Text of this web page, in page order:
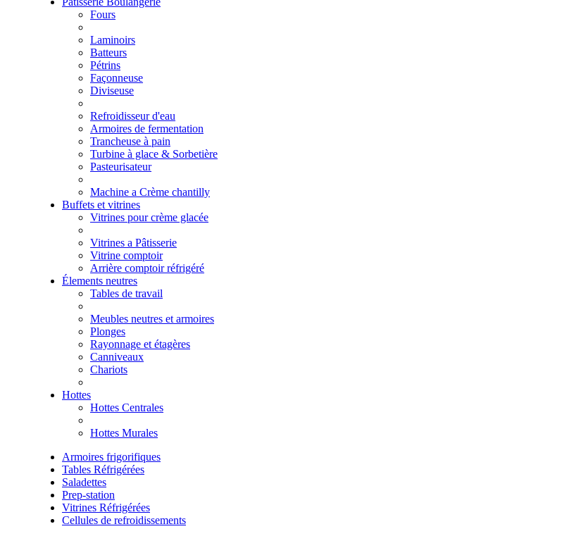
Fours
Laminoirs
Batteurs
Pétrins
Façonneuse
Diviseuse
Refroidisseur d'eau
Armoires de fermentation
Trancheuse à pain
Turbine à glace & Sorbetière
Pasteurisateur
Machine a Crème chantilly
Buffets et vitrines
Vitrines pour crème glacée
Vitrines a Pâtisserie
Vitrine comptoir
Arrière comptoir réfrigéré
Élements neutres
Tables de travail
Meubles neutres et armoires
Plonges
Rayonnage et étagères
Canniveaux
Chariots
Hottes
Hottes Centrales
Hottes Murales
Armoires frigorifiques
Tables Réfrigérées
Saladettes
Prep-station
Vitrines Réfrigérées
Cellules de refroidissements